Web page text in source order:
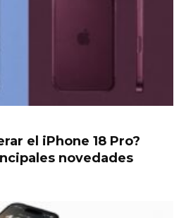
el iPhone 18 Pro?
novedades